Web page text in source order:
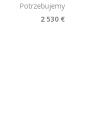
Potrzebujemy
2 530 €